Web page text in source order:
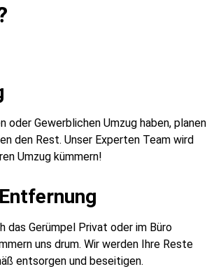
oder Gewerblichen Umzug haben, planen
den Rest. Unser Experten Team wird
Umzug kümmern!
das Gerümpel Privat oder im Büro
uns drum. Wir werden Ihre Reste
entsorgen und beseitigen.